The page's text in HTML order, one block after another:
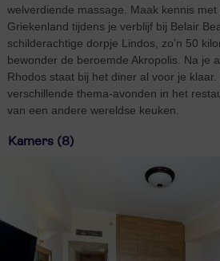
welverdiende massage. Maak kennis
Griekenland tijdens je verblijf bij Belair
schilderachtige dorpje Lindos, zo’n 50
bewonder de beroemde Akropolis. Na je
Rhodos staat bij het diner al voor je klaar.
verschillende thema-avonden in het
van een andere wereldse keuken.
Kamers (8)